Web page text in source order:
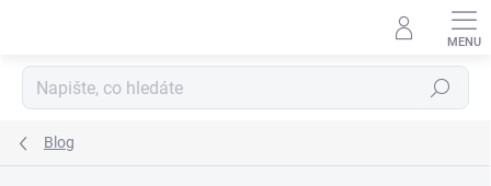
Hledat
Blog